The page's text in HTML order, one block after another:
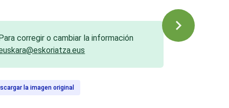
corregir o cambiar la información
la imagen original